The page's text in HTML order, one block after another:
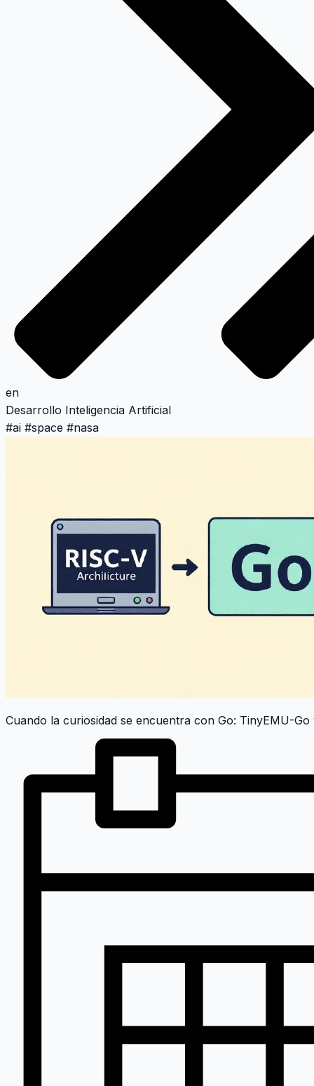
en
Desarrollo Inteligencia Artificial
#ai #space #nasa
Cuando la curiosidad se encuentra con Go: TinyEMU-